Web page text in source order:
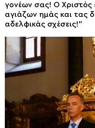
γονέων σας! Ο
αγιάζων ημάς και τας
αδελφικάς σχέσεις!”